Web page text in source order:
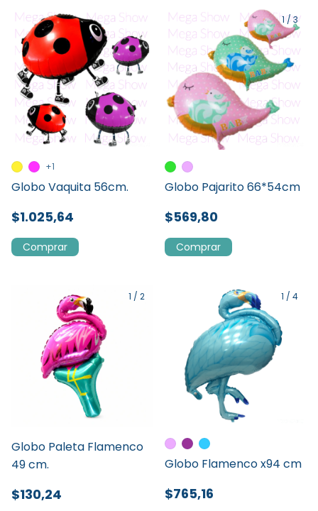
Globo Vaquita 56cm.
$1.025,64
+1
Comprar
1/3
Globo Pajarito 66*54cm
$569,80
Comprar
1 / 2
Globo Paleta Flamenco
49 cm.
$130,24
1 / 4
Globo Flamenco x94 cm
$765,16